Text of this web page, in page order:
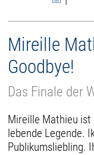
Mireille
Goodbye!
Das Finale der
Mireille Mathieu ist
lebende Legende.
Publikumsliebling.